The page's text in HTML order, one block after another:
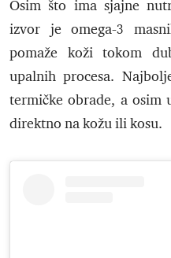
Osim što ima sjajne
izvor je omega-3
pomaže koži tokom
upalnih procesa.
termičke obrade, a osim
direktno na kožu ili kosu.